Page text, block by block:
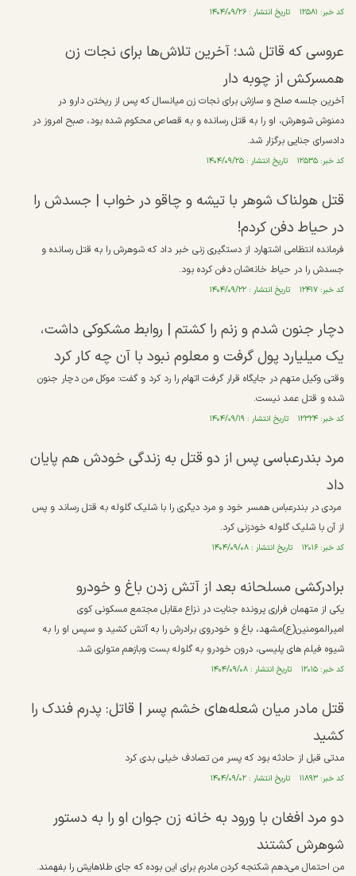
کد خبر: ۱۲۵۸۱ تاریخ انتشار : ۱۴۰۴/۰۹/۲۶
عروسی که قاتل شد؛ آخرین تلاش‌ها برای نجات زن
همسرکش از چوبه دار
آخرین جلسه صلح و سازش برای نجات زن میانسال که پس از ریختن دارو در
دمنوش شوهرش، او را به قتل رسانده و به قصاص محکوم شده بود، صبح امروز در
دادسرای جنایی برگزار شد.
کد خبر: ۱۲۵۳۵ تاریخ انتشار : ۱۴۰۴/۰۹/۲۵
قتل هولناک شوهر با تیشه و چاقو در خواب | جسدش را
در حیاط دفن کردم!
فرمانده انتظامی اشتهارد از دستگیری زنی خبر داد که شوهرش را به قتل رسانده و
جسدش را در حیاط خانه‌شان دفن کرده بود.
کد خبر: ۱۲۴۱۷ تاریخ انتشار : ۱۴۰۴/۰۹/۲۲
دچار جنون شدم و زنم را کشتم | روابط مشکوکی داشت،
یک میلیارد پول گرفت و معلوم نبود با آن چه کار کرد
وقتی وکیل متهم در جایگاه قرار گرفت اتهام را رد کرد و گفت: موکل من دچار جنون
شده و قتل عمد نیست.
کد خبر: ۱۲۳۲۴ تاریخ انتشار : ۱۴۰۴/۰۹/۱۹
مرد بندرعباسی پس از دو قتل به زندگی خودش هم پایان
داد
مردی در بندرعباس همسر خود و‌ مرد دیگری را با شلیک گلوله به قتل رساند و‌ پس
از آن با شلیک گلوله خودزنی کرد.
کد خبر: ۱۲۰۱۶ تاریخ انتشار : ۱۴۰۴/۰۹/۰۸
برادرکشی مسلحانه بعد از آتش زدن باغ و خودرو
یکی از متهمان فراری پرونده جنایت در نزاع مقابل مجتمع مسکونی کوی
امیرالمومنین(ع)مشهد، باغ و خودروی برادرش را به آتش کشید و سپس او را به
شیوه فیلم های پلیسی، درون خودرو به گلوله بست وبازهم متواری شد.
کد خبر: ۱۲۰۱۵ تاریخ انتشار : ۱۴۰۴/۰۹/۰۸
قتل مادر میان شعله‌های خشم پسر‌ | قاتل: پدرم فندک را
کشید
مدتی قبل از حادثه بود که پسر من تصادف خیلی بدی کرد
کد خبر: ۱۱۸۹۳ تاریخ انتشار : ۱۴۰۴/۰۹/۰۲
دو مرد افغان با ورود به خانه زن جوان او را به دستور
شوهرش کشتند
من احتمال می‌دهم شکنجه کردن مادرم برای این بوده که جای طلاهایش را بفهمند.